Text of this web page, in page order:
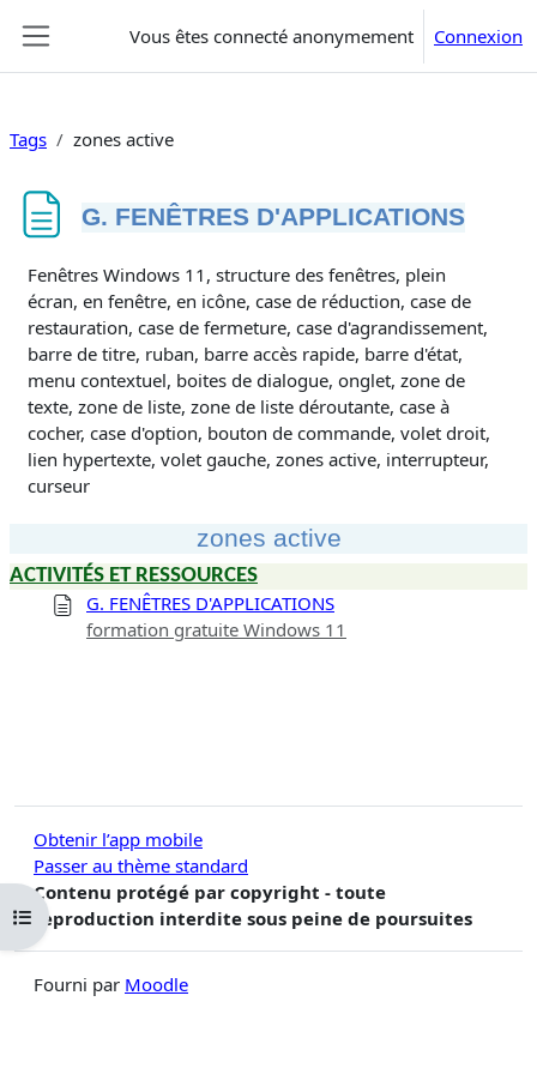
Vous êtes connecté anonymement Connexion
Ouvrir l’index du cours
Tags zones active
G. FENÊTRES D'APPLICATIONS
Conditions d’achèvement
Fenêtres Windows 11, structure des fenêtres, plein
écran, en fenêtre, en icône, case de réduction, case de
restauration, case de fermeture, case d'agrandissement,
barre de titre, ruban, barre accès rapide, barre d'état,
menu contextuel, boites de dialogue, onglet, zone de
texte, zone de liste, zone de liste déroutante, case à
cocher, case d'option, bouton de commande, volet droit,
lien hypertexte, volet gauche, zones active, interrupteur,
curseur
zones active
ACTIVITÉS ET RESSOURCES
G. FENÊTRES D'APPLICATIONS
formation gratuite Windows 11
Obtenir l’app mobile
Passer au thème standard
Contenu protégé par copyright - toute
reproduction interdite sous peine de poursuites
Fourni par Moodle